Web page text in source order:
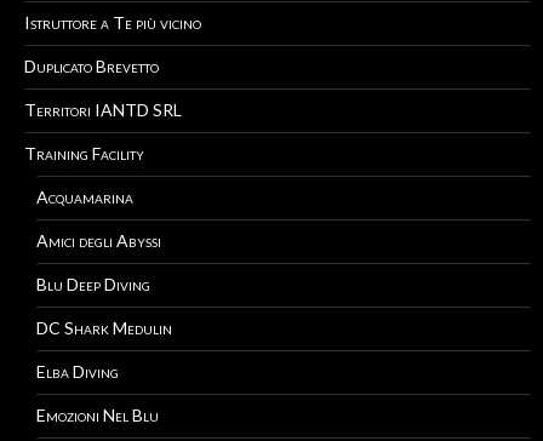
Istruttore a Te più vicino
Duplicato Brevetto
Territori IANTD SRL
Training Facility
Acquamarina
Amici degli Abyssi
Blu Deep Diving
DC Shark Medulin
Elba Diving
Emozioni Nel Blu